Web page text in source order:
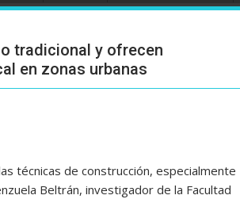
tradicional y ofrecen
en zonas urbanas
técnicas de construcción, especialmente
Beltrán, investigador de la Facultad